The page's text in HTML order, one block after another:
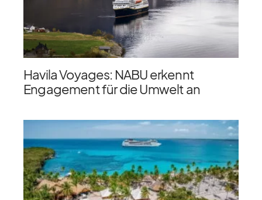
Havila Voyages: NABU erkennt
Engagement für die Umwelt an